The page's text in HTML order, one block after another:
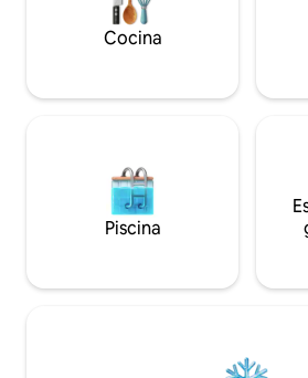
permitiremos perros limpios y de
comportamiento, pero
Cocina
Piscina